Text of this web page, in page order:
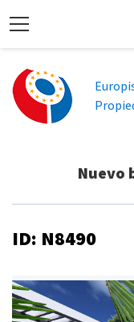
Nuevo
ID: N8490